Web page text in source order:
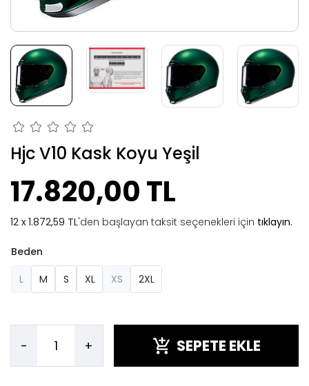
Hjc V10 Kask Koyu Yeşil
17.820,00 TL
1.872,59 TL'den başlayan taksit seçenekleri için tıklayın.
Beden
L
M S XL XS 2XL
- + SEPETE EKLE